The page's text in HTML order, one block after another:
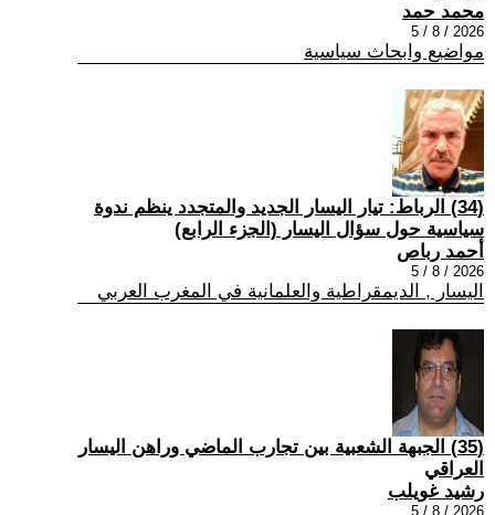
محمد حمد
2026 / 8 / 5
مواضيع وابحاث سياسية
(34) الرباط: تيار اليسار الجديد والمتجدد ينظم ندوة
سياسية حول سؤال اليسار (الجزء الرابع)
أحمد رباص
2026 / 8 / 5
اليسار , الديمقراطية والعلمانية في المغرب العربي
(35) الجبهة الشعبية بين تجارب الماضي وراهن اليسار
العراقي
رشيد غويلب
2026 / 8 / 5